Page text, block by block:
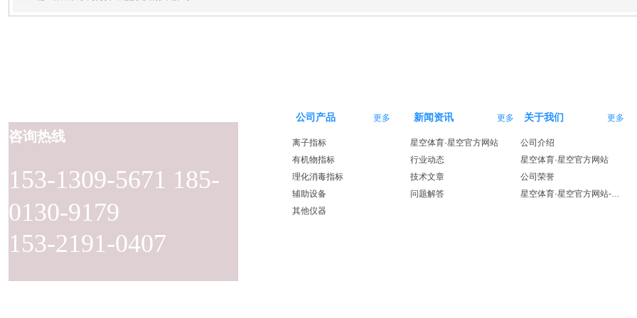
153-1309-5671 185-
0130-9179
153-2191-0407
咨询热线
新闻资讯 更多
星空体育·星空官方网站
行业动态
技术文章
问题解答
公司产品 更多
离子指标
有机物指标
理化消毒指标
辅助设备
其他仪器
关于我们 更多
公司介绍
星空体育·星空官方网站
公司荣誉
星空体育·星空官方网站-星空体育（中国）